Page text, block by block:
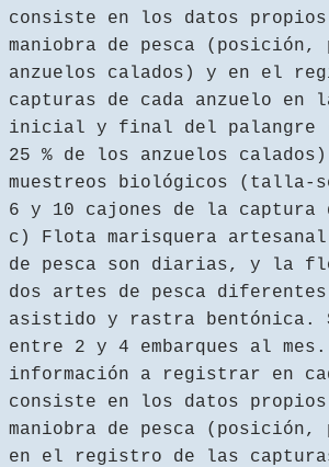
consiste en los datos
maniobra de pesca (posición,
anzuelos calados) y en el
capturas de cada anzuelo en
inicial y final del palangre
25 % de los anzuelos
muestreos biológicos (talla-
6 y 10 cajones de la captura
c) Flota marisquera
de pesca son diarias, y la
dos artes de pesca
asistido y rastra bentónica.
entre 2 y 4 embarques al
información a registrar en
consiste en los datos
maniobra de pesca (posición,
en el registro de las